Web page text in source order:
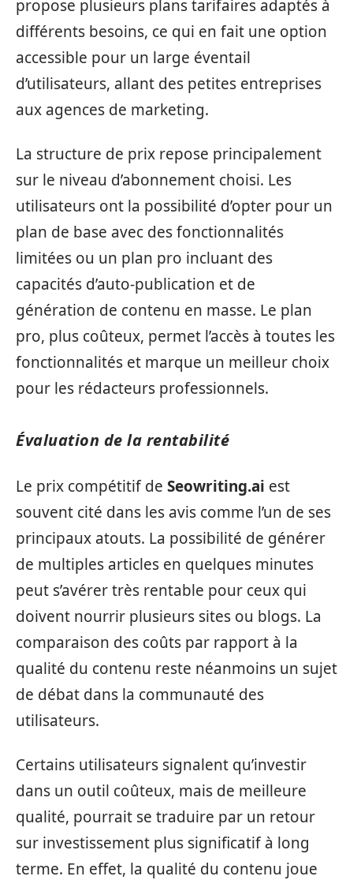
propose plusieurs plans tarifaires adaptés à
différents besoins, ce qui en fait une option
accessible pour un large éventail
d’utilisateurs, allant des petites entreprises
aux agences de marketing.
La structure de prix repose principalement
sur le niveau d’abonnement choisi. Les
utilisateurs ont la possibilité d’opter pour un
plan de base avec des fonctionnalités
limitées ou un plan pro incluant des
capacités d’auto-publication et de
génération de contenu en masse. Le plan
pro, plus coûteux, permet l’accès à toutes les
fonctionnalités et marque un meilleur choix
pour les rédacteurs professionnels.
Évaluation de la rentabilité
Le prix compétitif de Seowriting.ai est
souvent cité dans les avis comme l’un de ses
principaux atouts. La possibilité de générer
de multiples articles en quelques minutes
peut s’avérer très rentable pour ceux qui
doivent nourrir plusieurs sites ou blogs. La
comparaison des coûts par rapport à la
qualité du contenu reste néanmoins un sujet
de débat dans la communauté des
utilisateurs.
Certains utilisateurs signalent qu’investir
dans un outil coûteux, mais de meilleure
qualité, pourrait se traduire par un retour
sur investissement plus significatif à long
terme. En effet, la qualité du contenu joue